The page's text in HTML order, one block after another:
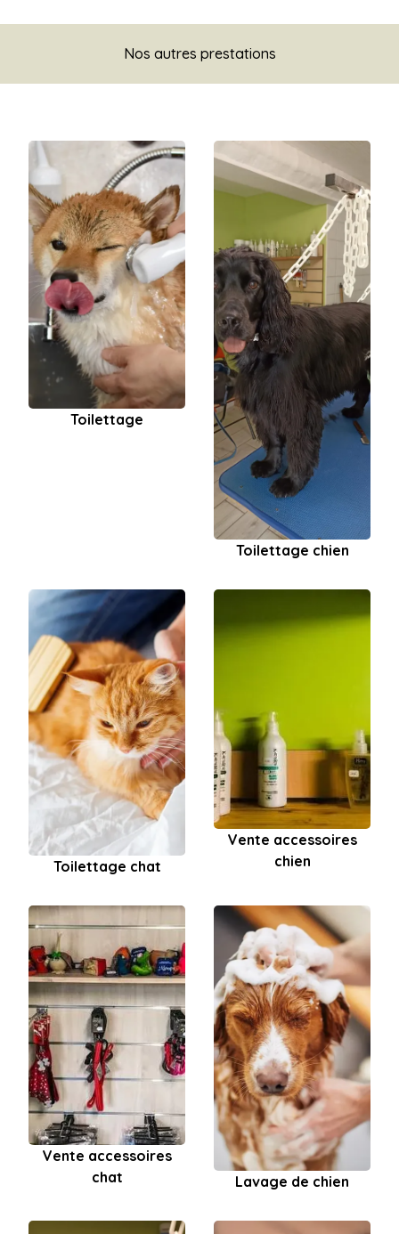
Nos autres prestations
Toilettage
Toilettage chien
Toilettage chat
Vente accessoires
chien
Vente accessoires
chat
Lavage de chien